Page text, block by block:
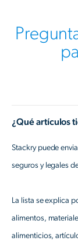
¿Qué artículos
Stackry puede
seguros y legales
La lista se explica
alimentos,
alimenticios,